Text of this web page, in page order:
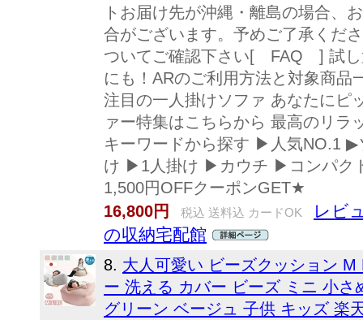
トお届け先が沖縄・離島の場合、
合がございます。予めご了承くだ
ついてご確認下さい[ FAQ ] 試し
にも！ARのご利用方法と対象商品
注目の一人掛けソファ あなたにピ
ァー特集はこちらから 最高のリラ
キーワードから探す ▶人気NO.1
け ▶1人掛け ▶カウチ ▶コンパク
1,500円OFFクーポンGET★
16,800円
税込 送料込 カードOK
レビ
の収納宅配館
8. 大人可愛い ビーズクッション
ー 洗える カバー ビーズ ミニ 小
グリーン ベージュ 子供 キッズ 楽